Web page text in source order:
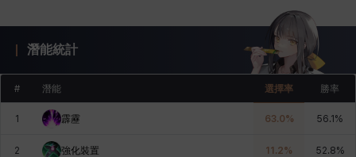
琪婭拉 瑪蒂娜
潛能統計
# 潛能 選擇率 勝率
1 霹靂 63.0% 56.1 %
2 強化裝置 11.2% 52.8%